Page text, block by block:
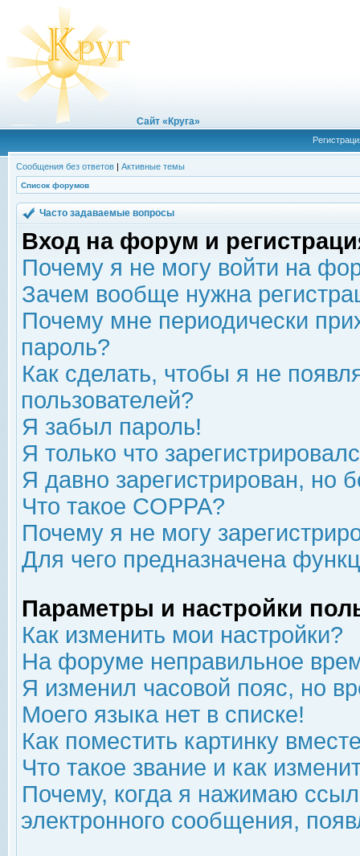
Сайт «Круга»
Сообщения без ответов | Активные темы
Список форумов
Часто задаваемые вопросы
Вход на форум и
Почему я не могу войти на
Зачем вообще нужна
Почему мне периодически
пароль?
Как сделать, чтобы я не
пользователей?
Я забыл пароль!
Я только что
Я давно зарегистрирован, но
Что такое COPPA?
Почему я не могу
Для чего предназначена
Параметры и настройки
Как изменить мои настройки?
На форуме неправильное
Я изменил часовой пояс, но
Моего языка нет в списке!
Как поместить картинку
Что такое звание и как
Почему, когда я нажимаю
электронного сообщения,